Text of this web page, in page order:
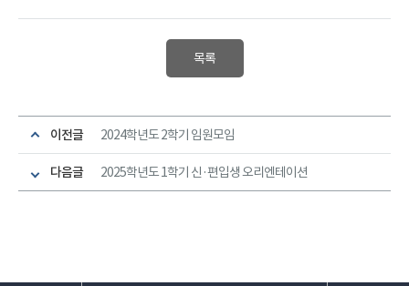
목록
이전글 2024학년도 2학기 임원모임
다음글 2025학년도 1학기 신·편입생 오리엔테이션